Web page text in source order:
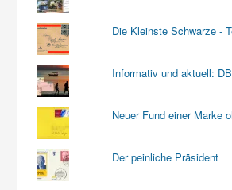
Die Kleinste Schwarze -
Informativ und aktuell:
Neuer Fund einer Marke
Der peinliche Präsident